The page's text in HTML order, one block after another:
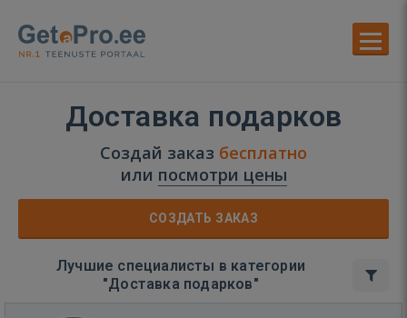
Доставка подарков
Создай заказ бесплатно
или посмотри цены
СОЗДАТЬ ЗАКАЗ
Лучшие специалисты в категории
"Доставка подарков"